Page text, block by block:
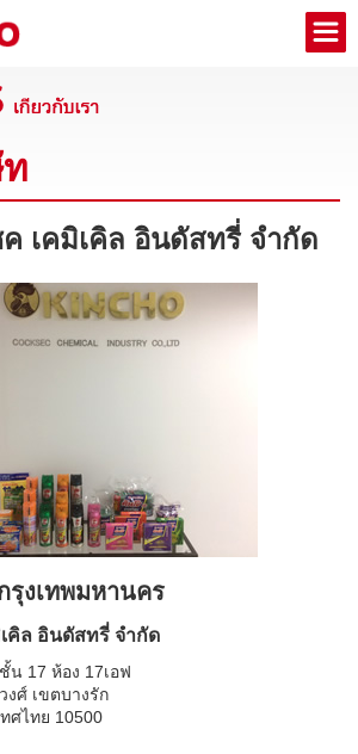
เคมิเคิล อินดัสทรี่ จำกัด
งเทพมหานคร
คิล อินดัสทรี่ จำกัด
น 17 ห้อง 17เอฟ
ศ์ เขตบางรัก
ศไทย 10500